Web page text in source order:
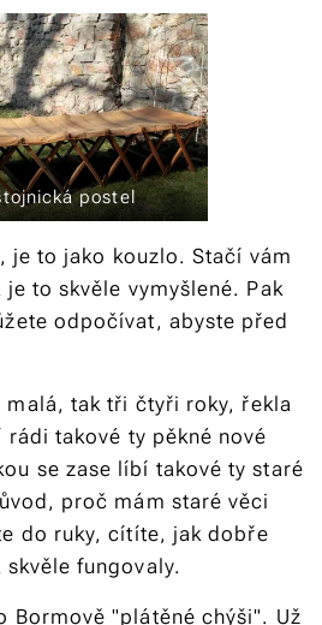
postel
je to jako kouzlo. Stačí vám
to skvěle vymyšlené. Pak
odpočívat, abyste před
malá, tak tři čtyři roky, řekla
takové ty pěkné nové
se zase líbí takové ty staré
proč mám staré věci
do ruky,cítíte, jak dobře
fungovaly.
Bormově "plátěné chýši". Už